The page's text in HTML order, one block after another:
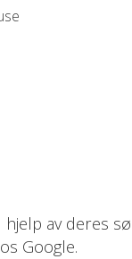
av deres
Google.